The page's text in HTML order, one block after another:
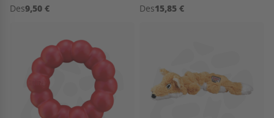
Des9,50 € Des15,85 €